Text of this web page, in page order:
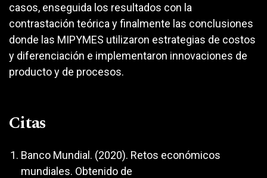
casos, enseguida los resultados con la
contrastación teórica y finalmente las conclusiones
donde las MIPYMES utilizaron estrategias de costos
y diferenciación e implementaron innovaciones de
producto y de procesos.
Citas
Banco Mundial. (2020). Retos económicos
mundiales. Obtenido de